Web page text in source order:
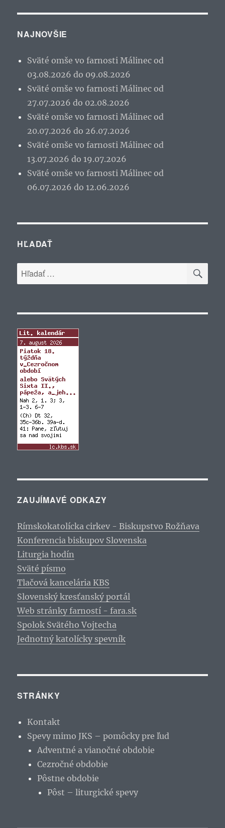
NAJNOVŠIE
Sväté omše vo farnosti Málinec od
03.08.2026 do 09.08.2026
Sväté omše vo farnosti Málinec od
27.07.2026 do 02.08.2026
Sväté omše vo farnosti Málinec od
20.07.2026 do 26.07.2026
Sväté omše vo farnosti Málinec od
13.07.2026 do 19.07.2026
Sväté omše vo farnosti Málinec od
06.07.2026 do 12.06.2026
HĽADAŤ
Hľadať:
ZAUJÍMAVÉ ODKAZY
Rímskokatolícka cirkev - Biskupstvo Rožňava
Konferencia biskupov Slovenska
Liturgia hodín
Sväté písmo
Tlačová kancelária KBS
Slovenský kresťanský portál
Web stránky farností - fara.sk
Spolok Svätého Vojtecha
Jednotný katolícky spevník
STRÁNKY
Kontakt
Spevy mimo JKS – pomôcky pre ľud
Adventné a vianočné obdobie
Cezročné obdobie
Pôstne obdobie
Pôst – liturgické spevy